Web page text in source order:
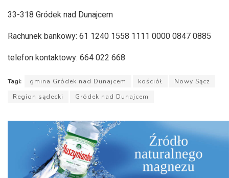
33-318 Gródek nad Dunajcem
Rachunek bankowy: 61 1240 1558 1111 0000 0847 0885
telefon kontaktowy: 664 022 668
Tagi: gmina Gródek nad Dunajcem kościół
Nowy Sącz
Region sądecki
Gródek nad Dunajcem